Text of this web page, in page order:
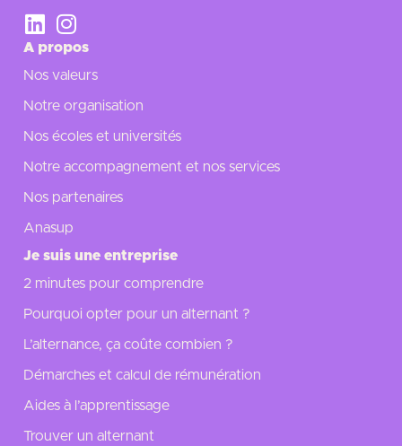
A propos
Nos valeurs
Notre organisation
Nos écoles et universités
Notre accompagnement et nos services
Nos partenaires
Anasup
Je suis une entreprise
2 minutes pour comprendre
Pourquoi opter pour un alternant ?
L’alternance, ça coûte combien ?
Démarches et calcul de rémunération
Aides à l’apprentissage
Trouver un alternant